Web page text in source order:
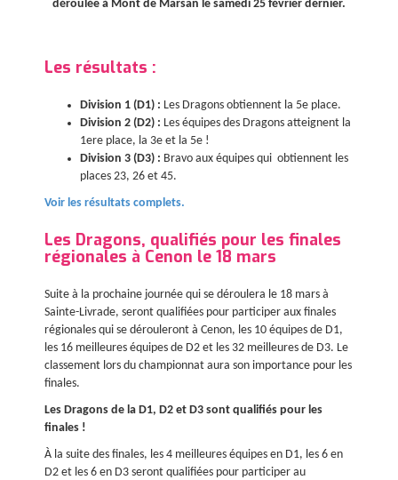
déroulée à Mont de Marsan le samedi 25 février dernier.
Les résultats :
Division 1 (D1) : Les Dragons obtiennent la 5e place.
Division 2 (D2) : Les équipes des Dragons atteignent la
1ere place, la 3e et la 5e !
Division 3 (D3) : Bravo aux équipes qui obtiennent les
places 23, 26 et 45.
Voir les résultats complets.
Les Dragons, qualifiés pour les finales
régionales à Cenon le 18 mars
Suite à la prochaine journée qui se déroulera le 18 mars à
Sainte-Livrade, seront qualifiées pour participer aux finales
régionales qui se dérouleront à Cenon, les 10 équipes de D1,
les 16 meilleures équipes de D2 et les 32 meilleures de D3. Le
classement lors du championnat aura son importance pour les
finales.
Les Dragons de la D1, D2 et D3 sont qualifiés pour les
finales !
À la suite des finales, les 4 meilleures équipes en D1, les 6 en
D2 et les 6 en D3 seront qualifiées pour participer au